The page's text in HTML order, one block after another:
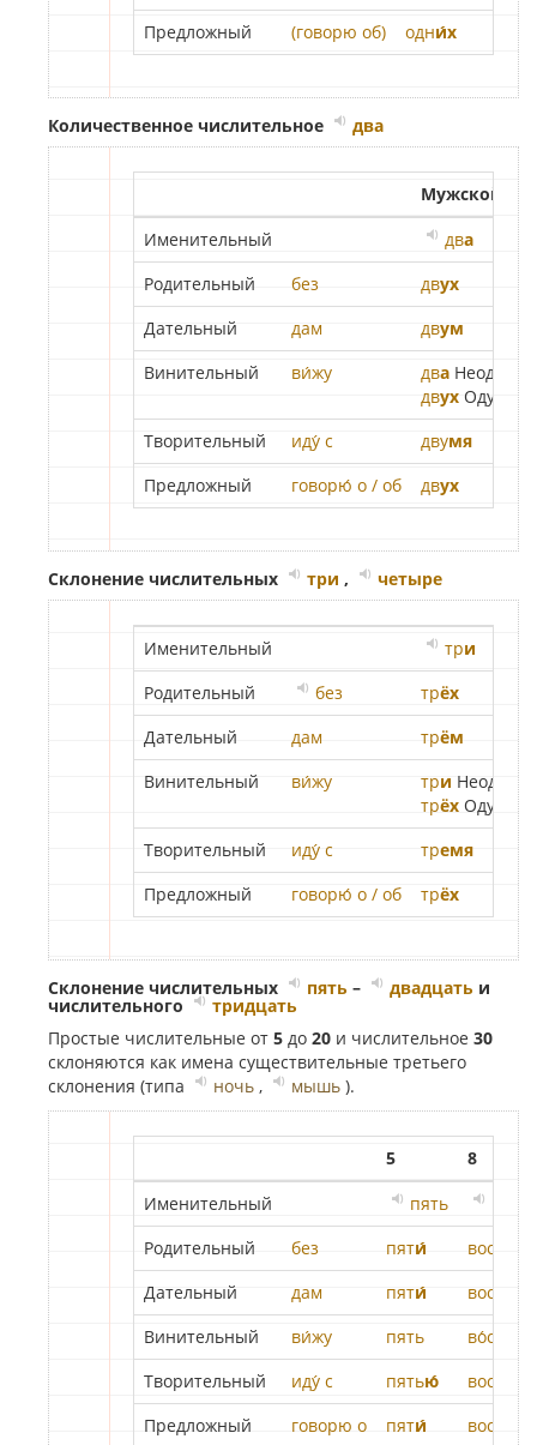
Предложный
(говорю об) одни́х
Количественное числительное два
Мужской
Именительный
два
Родительный
без двух
Дательный
дам двум
Винительный
ви́жу два Неод.
двух Одуш.
Творительный
иду́ с двумя
Предложный
говорю́ о / об двух
Склонение числительных три , четыре
Именительный три
Родительный
без трёх
Дательный
дам трём
Винительный
ви́жу три Неод.
трёх Одуш.
Творительный
иду́ с тремя
Предложный
говорю́ о / об трёх
Склонение числительных пять – двадцать и
числительного
тридцать
Простые числительные от 5 до 20 и числительное 30
склоняются как имена существительные третьего
склонения (типа
ночь , мышь ).
5
8
Именительный
пять
Родительный
без пяти́ восьм и́
Дательный
дам пяти́ восьм и́
Винительный
ви́жу пять
во́семь
Творительный
иду́ с пятью́ восьм
Предложный
говорю о пяти́ восьм и́